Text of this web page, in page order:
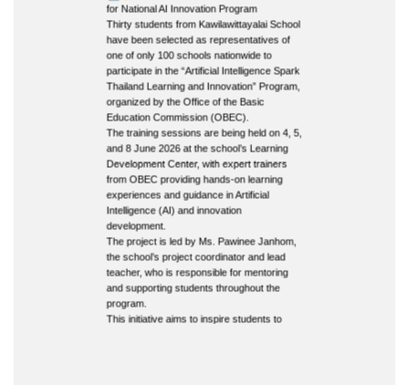
for National AI Innovation Program
Thirty students from Kawilawittayalai School
have been selected as representatives of
one of only 100 schools nationwide to
participate in the “Artificial Intelligence Spark
Thailand Learning and Innovation” Program,
organized by the Office of the Basic
Education Commission (OBEC).
The training sessions are being held on 4, 5,
and 8 June 2026 at the school’s Learning
Development Center, with expert trainers
from OBEC providing hands-on learning
experiences and guidance in Artificial
Intelligence (AI) and innovation
development.
The project is led by Ms. Pawinee Janhom,
the school’s project coordinator and lead
teacher, who is responsible for mentoring
and supporting students throughout the
program.
This initiative aims to inspire students to